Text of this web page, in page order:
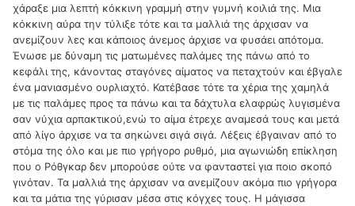
χάραξε μια λεπτή κόκκινη γραμμή στην γυμνή κοιλιά της. Μια
κόκκινη αύρα την τύλιξε τότε και τα μαλλιά της άρχισαν να
ανεμίζουν λες και κάποιος άνεμος άρχισε να φυσάει απότομα.
Ένωσε με δύναμη τις ματωμένες παλάμες της πάνω από το
κεφάλι της, κάνοντας σταγόνες αίματος να πεταχτούν και έβγαλε
ένα μανιασμένο ουρλιαχτό. Κατέβασε τότε τα χέρια της χαμηλά
με τις παλάμες προς τα πάνω και τα δάχτυλα ελαφρώς λυγισμένα
σαν νύχια αρπακτικού,ενώ το αίμα έτρεχε αναμεσά τους και μετά
από λίγο άρχισε να τα σηκώνει σιγά σιγά. Λέξεις έβγαιναν από το
στόμα της όλο και με πιο γρήγορο ρυθμό, μια αγωνιώδη επίκληση
που ο Ρόθγκαρ δεν μπορούσε ούτε να φανταστεί για ποιο σκοπό
γινόταν. Τα μαλλιά της άρχισαν να ανεμίζουν ακόμα πιο γρήγορα
και τα μάτια της γύρισαν μέσα στις κόγχες τους. Η μάγισσα